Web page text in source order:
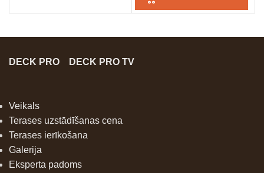
DECK PRO DECK PRO TV
Veikals
Terases uzstādīšanas cena
Terases ierīkošana
Galerija
Eksperta padoms